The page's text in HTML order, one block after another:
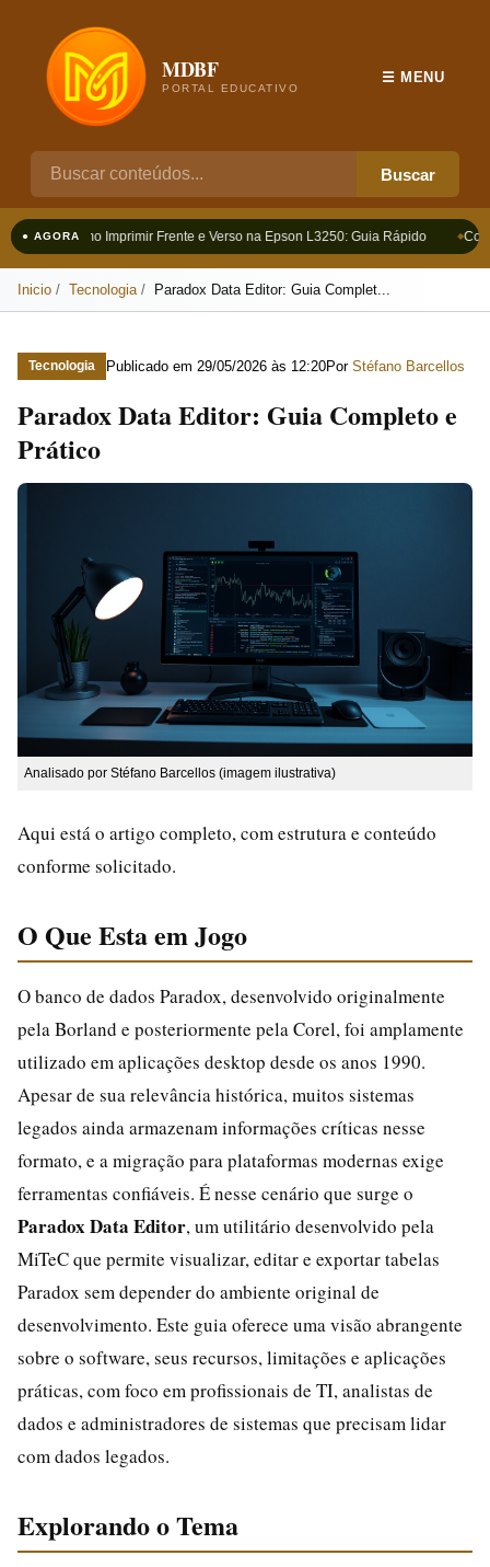
MDBF
PORTAL EDUCATIVO
Buscar
☰ MENU
● AGORAComo Imprimir Frente e Verso na Epson L3250: Guia Rápido
Inicio Tecnologia Paradox Data Editor: Guia Complet...
Tecnologia Publicado em 29/05/2026 às 12:20Por Stéfano Barcellos
Paradox Data Editor: Guia Completo e
Prático
Analisado por Stéfano Barcellos (imagem ilustrativa)
Aqui está o artigo completo, com estrutura e conteúdo
conforme solicitado.
O Que Esta em Jogo
O banco de dados Paradox, desenvolvido originalmente
pela Borland e posteriormente pela Corel, foi amplamente
utilizado em aplicações desktop desde os anos 1990.
Apesar de sua relevância histórica, muitos sistemas
legados ainda armazenam informações críticas nesse
formato, e a migração para plataformas modernas exige
ferramentas confiáveis. É nesse cenário que surge o
Paradox Data Editor, um utilitário desenvolvido pela
MiTeC que permite visualizar, editar e exportar tabelas
Paradox sem depender do ambiente original de
desenvolvimento. Este guia oferece uma visão abrangente
sobre o software, seus recursos, limitações e aplicações
práticas, com foco em profissionais de TI, analistas de
dados e administradores de sistemas que precisam lidar
com dados legados.
Explorando o Tema